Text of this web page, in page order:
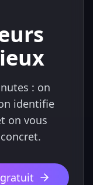
: on
identifie
on vous